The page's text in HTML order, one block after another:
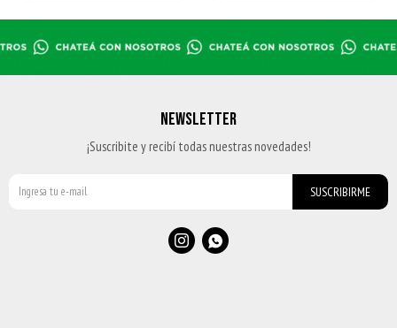
NEWSLETTER
¡Suscribite y recibí todas nuestras novedades!
SUSCRIBIRME
 